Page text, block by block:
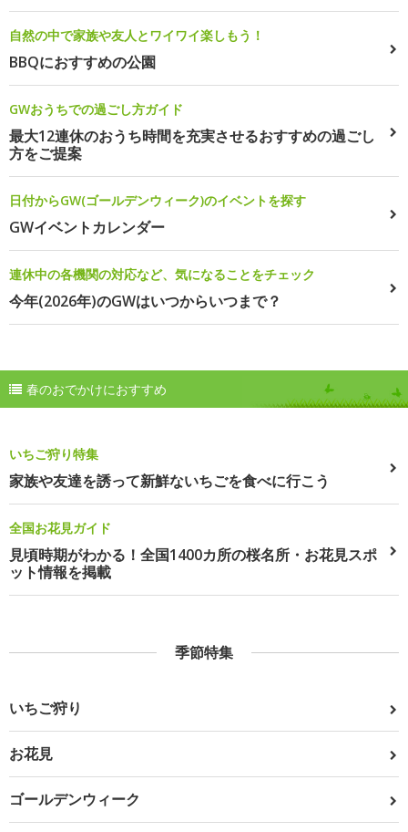
自然の中で家族や友人とワイワイ楽しもう！
BBQにおすすめの公園
GWおうちでの過ごし方ガイド
最大12連休のおうち時間を充実させるおすすめの過ごし
方をご提案
日付からGW(ゴールデンウィーク)のイベントを探す
GWイベントカレンダー
連休中の各機関の対応など、気になることをチェック
今年(2026年)のGWはいつからいつまで？
春のおでかけにおすすめ
いちご狩り特集
家族や友達を誘って新鮮ないちごを食べに行こう
全国お花見ガイド
見頃時期がわかる！全国1400カ所の桜名所・お花見スポ
ット情報を掲載
季節特集
いちご狩り
お花見
ゴールデンウィーク